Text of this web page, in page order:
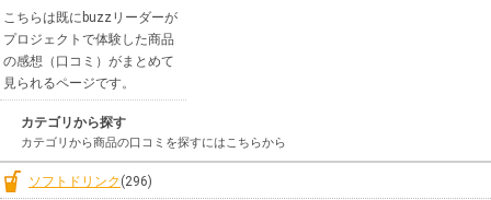
こちらは既にbuzzリーダーが
プロジェクトで体験した商品
の感想（口コミ）がまとめて
見られるページです。
カテゴリから探す
カテゴリから商品の口コミを探すにはこちらから
ソフトドリンク (296)